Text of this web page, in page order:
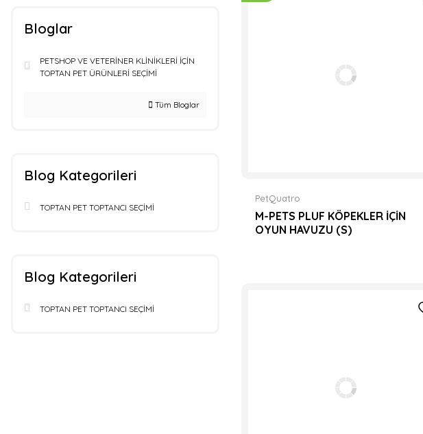
Bloglar
PETSHOP VE VETERİNER KLİNİKLERİ İÇİN
TOPTAN PET ÜRÜNLERİ SEÇİMİ
Tüm Bloglar
Blog Kategorileri
TOPTAN PET TOPTANCI SEÇİMİ
Blog Kategorileri
TOPTAN PET TOPTANCI SEÇİMİ
PetQuatro
M-PETS PLUF KÖPEKLER İÇİN
OYUN HAVUZU (S)